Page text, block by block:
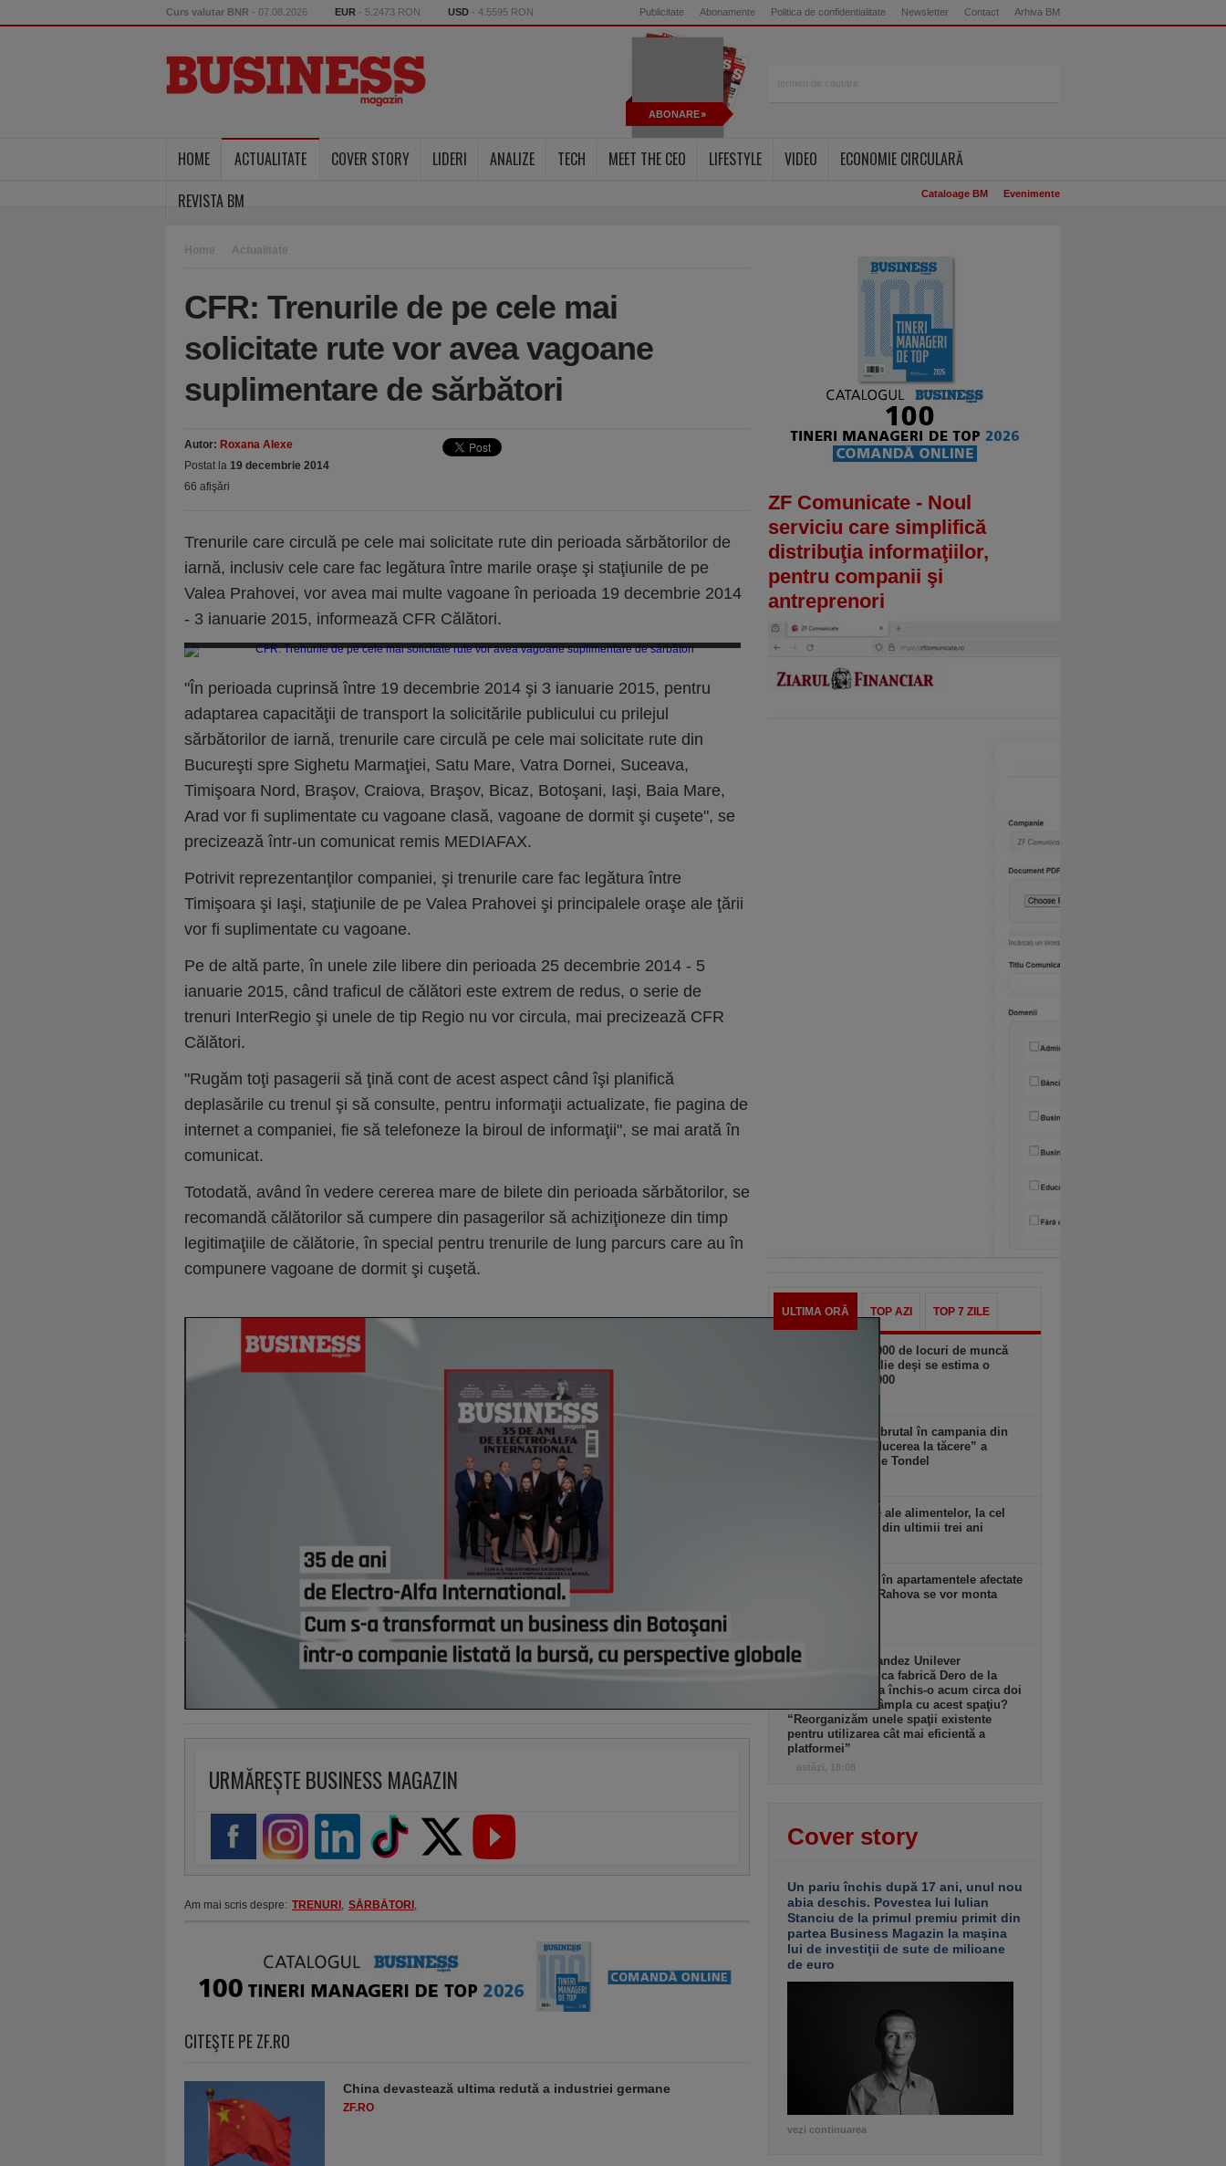
Curs valutar BNR - 07.08.2026 EUR - 5.2473 RON USD - 4.5595 RON Publicitate Abonamente Politica de confidentialitate Newsletter Contact Arhiva BM
ABONARE
HOME ACTUALITATE COVER STORY LIDERI ANALIZE TECH MEET THE CEO LIFESTYLE VIDEO
ECONOMIE CIRCULARĂ
REVISTA BM
Cataloage BM Evenimente
Home Actualitate
CFR: Trenurile de pe cele mai
solicitate rute vor avea vagoane
suplimentare de sărbători
Autor: Roxana Alexe
Postat la 19 decembrie 2014
66 afişări
Trenurile care circulă pe cele mai solicitate rute din perioada sărbătorilor de
iarnă, inclusiv cele care fac legătura între marile oraşe şi staţiunile de pe
Valea Prahovei, vor avea mai multe vagoane în perioada 19 decembrie 2014
- 3 ianuarie 2015, informează CFR Călători.
"În perioada cuprinsă între 19 decembrie 2014 şi 3 ianuarie 2015, pentru
adaptarea capacităţii de transport la solicitările publicului cu prilejul
sărbătorilor de iarnă, trenurile care circulă pe cele mai solicitate rute din
Bucureşti spre Sighetu Marmaţiei, Satu Mare, Vatra Dornei, Suceava,
Timişoara Nord, Braşov, Craiova, Braşov, Bicaz, Botoşani, Iaşi, Baia Mare,
Arad vor fi suplimentate cu vagoane clasă, vagoane de dormit şi cuşete", se
precizează într-un comunicat remis MEDIAFAX.
Potrivit reprezentanţilor companiei, şi trenurile care fac legătura între
Timişoara şi Iaşi, staţiunile de pe Valea Prahovei şi principalele oraşe ale ţării
vor fi suplimentate cu vagoane.
Pe de altă parte, în unele zile libere din perioada 25 decembrie 2014 - 5
ianuarie 2015, când traficul de călători este extrem de redus, o serie de
trenuri InterRegio şi unele de tip Regio nu vor circula, mai precizează CFR
Călători.
"Rugăm toţi pasagerii să ţină cont de acest aspect când îşi planifică
deplasările cu trenul şi să consulte, pentru informaţii actualizate, fie pagina de
internet a companiei, fie să telefoneze la biroul de informaţii", se mai arată în
comunicat.
Totodată, având în vedere cererea mare de bilete din perioada sărbătorilor, se
recomandă călătorilor să cumpere din pasagerilor să achiziţioneze din timp
legitimaţiile de călătorie, în special pentru trenurile de lung parcurs care au în
compunere vagoane de dormit şi cuşetă.
URMĂREȘTE BUSINESS MAGAZIN
Am mai scris despre: TRENURI , SĂRBĂTORI ,
CITEŞTE PE ZF.RO
China devastează ultima redută a industriei germane
ZF.RO
ZF Comunicate - Noul
serviciu care simplifică
distribuţia informaţiilor,
pentru companii şi
antreprenori
ULTIMA ORĂ TOP AZI TOP 7 ZILE
Şoc în SUA. 23.000 de locuri de muncă
au dispărut în iulie deşi se estima o
creştere de 100.000
Elon Musk intră brutal în campania din
Franţa: cere „reducerea la tăcere” a
candidatei Marine Tondel
Preţurile globale ale alimentelor, la cel
mai ridicat nivel din ultimii trei ani
Ciucu anunţă că în apartamentele afectate
de explozia din Rahova se vor monta
Grupul anglo-olandez Unilever
demolează istorica fabrică Dero de la
Ploieşti pe care a închis-o acum circa doi
ani. Ce se va întâmpla cu acest spaţiu?
“Reorganizăm unele spaţii existente
pentru utilizarea cât mai eficientă a
platformei”
astăzi, 18:08
Cover story
Un pariu închis după 17 ani, unul nou
abia deschis. Povestea lui Iulian
Stanciu de la primul premiu primit din
partea Business Magazin la maşina
lui de investiţii de sute de milioane
de euro
vezi continuarea